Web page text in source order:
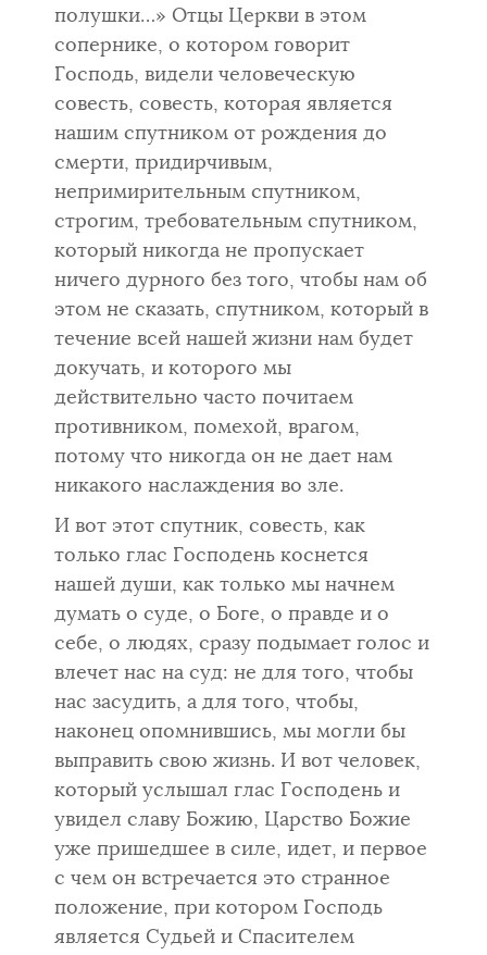
полушки…» Отцы Церкви в этом
сопернике, о котором го­ворит
Господь, видели человеческую
совесть, совесть, которая является
нашим спутником от рождения до
смерти, придирчивым,
непримирительным спутником,
строгим, требовательным спутником,
который никогда не про­пускает
ничего дурного без того, чтобы нам об
этом не сказать, спут­ником, который в
течение всей нашей жизни нам будет
докучать, и кото­рого мы
действительно часто почитаем
противником, помехой, врагом,
потому что никогда он не дает нам
никакого наслаждения во зле.
И вот этот спутник, совесть, как
только глас Господень коснется
нашей души, как только мы начнем
думать о суде, о Боге, о правде и о
себе, о людях, сразу подымает голос и
влечет нас на суд: не для того, чтобы
нас засудить, а для того, чтобы,
наконец опомнившись, мы могли бы
выправить свою жизнь. И вот человек,
который услышал глас Госпо­день и
увидел славу Божию, Царство Божие
уже пришедшее в силе, идет, и первое
с чем он встречается это странное
положение, при котором Господь
является Судьей и Спасителем